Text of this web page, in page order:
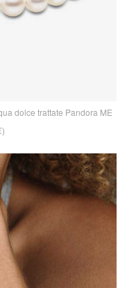
dolce trattate Pandora ME